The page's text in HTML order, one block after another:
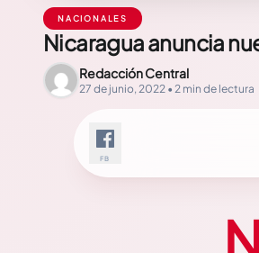
NACIONALES
Nicaragua anuncia
Redacción Central
27 de junio, 2022 • 2 min de lectura
FB